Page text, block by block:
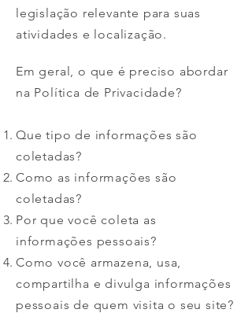
legislação relevante para suas
atividades e localização.
Em geral, o que é preciso abordar
na Política de Privacidade?
Que tipo de informações são
coletadas?
Como as informações são
coletadas?
Por que você coleta as
informações pessoais?
Como você armazena, usa,
compartilha e divulga informações
pessoais de quem visita o seu site?